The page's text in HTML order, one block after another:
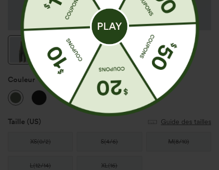
Couleur Agarwood Green
Taille (US) Guide des tailles
XS(0/2) S(4/6) M(8/10)
L(12/14) XL(16)